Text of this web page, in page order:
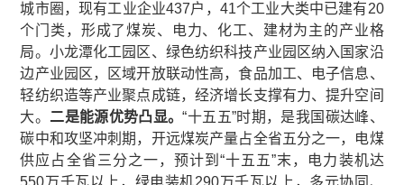
城市圈，现有工业企业437户，41个工业大类中已建有20
个门类，形成了煤炭、电力、化工、建材为主的产业格
局。小龙潭化工园区、绿色纺织科技产业园区纳入国家沿
边产业园区，区域开放联动性高，食品加工、电子信息、
轻纺织造等产业聚点成链，经济增长支撑有力、提升空间
大。 二是能源优势凸显。“十五五”时期，是我国碳达峰、
碳中和攻坚冲刺期，开远煤炭产量占全省五分之一，电煤
供应占全省三分之一，预计到“十五五”末，电力装机达